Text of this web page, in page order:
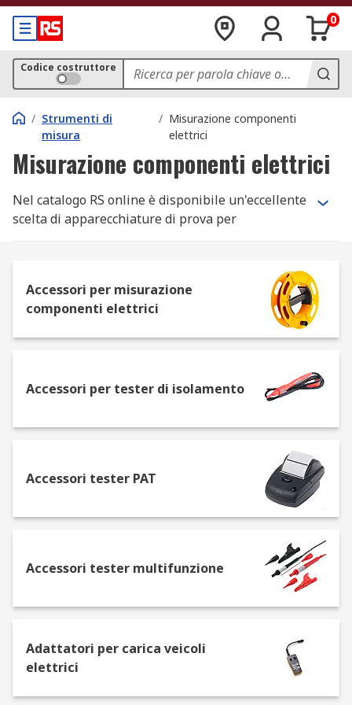
0
Codice costruttore
/ Strumenti di
misura
/ Misurazione componenti
elettrici
Misurazione componenti elettrici
Nel catalogo RS online è disponibile un'eccellente
scelta di apparecchiature di prova per
analizzatori di isolamento e tester per
l'impedenza d'anello, oltre a una gamma
elettriche?
I tester delle installazioni elettriche e i loro
diversi accessori sono progettati per lavorare in
sicurezza e garantire che il cablaggio sia
l'ambiente di lavoro possa essere considerato
devono infatti essere controllati e sottoposti a un
rigido controllo della qualità usando uno
strumento elettrico di misura come l'analizzatore
multifunzione dei tester elettrici.
Nel catalogo RS disponiamo di una vasta gamma
di tester per installazioni elettriche con una
scelta di categorie di sicurezza da CAT II a CAT IV.
Ad esempio è possibile trovare numerosi modelli
Accessori per misurazione
componenti elettrici
Accessori per tester di isolamento
Accessori tester PAT
Accessori tester multifunzione
Adattatori per carica veicoli
elettrici